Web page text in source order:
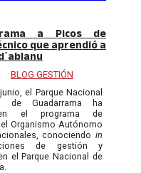
a Picos de
que aprendió a
BLOG GESTIÓN
el Parque Nacional
Guadarrama ha
el programa de
Organismo Autónomo
conociendo in
de gestión y
el Parque Nacional de